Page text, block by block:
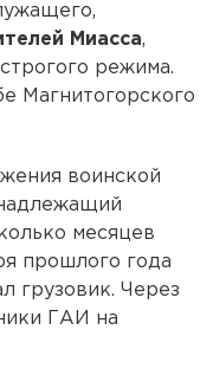
Миасса,
режима.
Магнитогорского
воинской
месяцев
прошлого года
грузовик. Через
ГАИ на